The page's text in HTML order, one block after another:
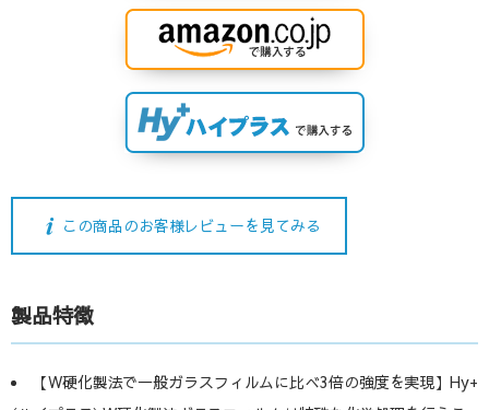
この商品のお客様レビューを見てみる
製品特徴
【W硬化製法で一般ガラスフィルムに比べ3倍の強度を実現】Hy+